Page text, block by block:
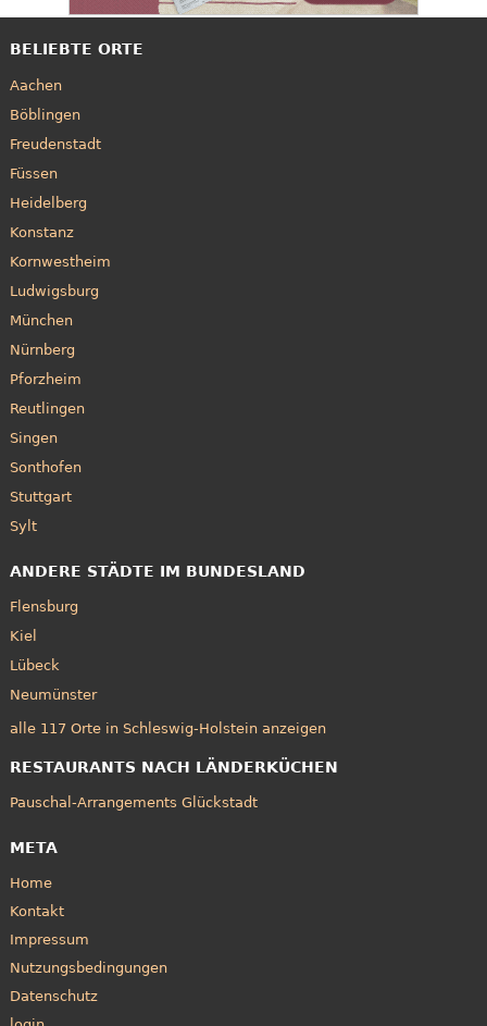
BELIEBTE ORTE
Aachen
Böblingen
Freudenstadt
Füssen
Heidelberg
Konstanz
Kornwestheim
Ludwigsburg
München
Nürnberg
Pforzheim
Reutlingen
Singen
Sonthofen
Stuttgart
Sylt
ANDERE STÄDTE IM BUNDESLAND
Flensburg
Kiel
Lübeck
Neumünster
alle 117 Orte in Schleswig-Holstein anzeigen
RESTAURANTS NACH LÄNDERKÜCHEN
Pauschal-Arrangements Glückstadt
META
Home
Kontakt
Impressum
Nutzungsbedingungen
Datenschutz